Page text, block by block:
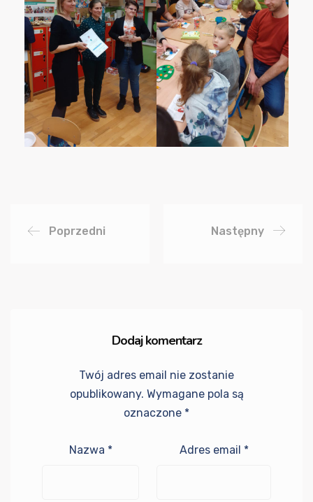
Poprzedni Następny
Dodaj komentarz
Twój adres email nie zostanie
opublikowany. Wymagane pola są
oznaczone *
Nazwa * Adres email *